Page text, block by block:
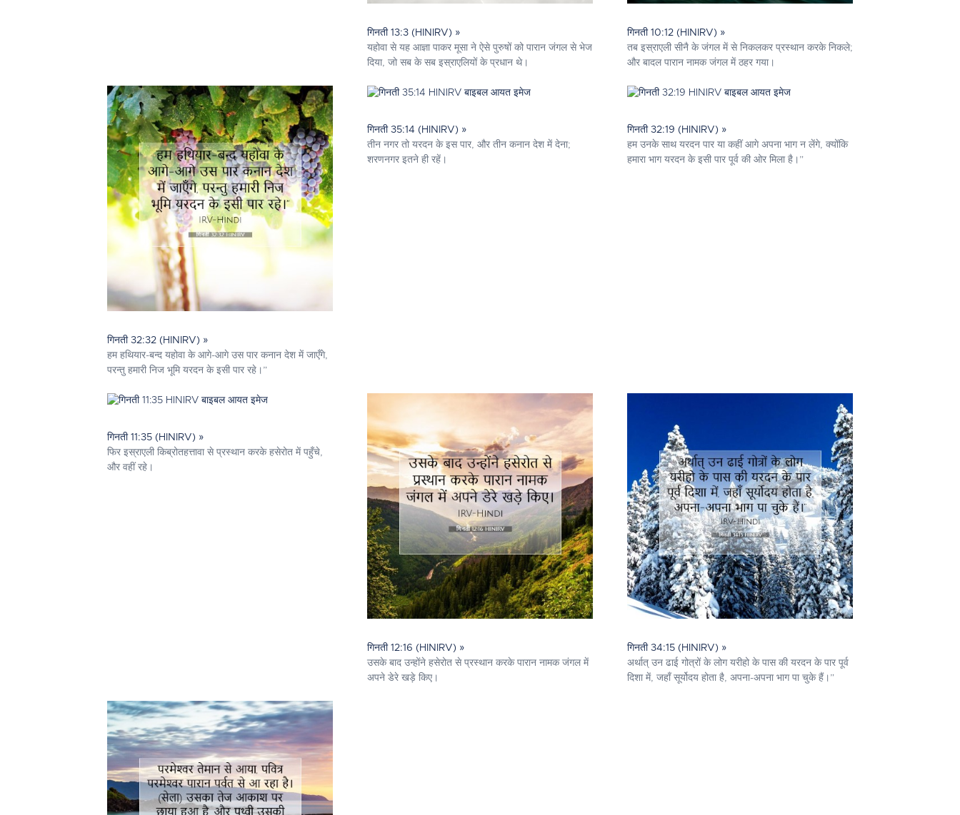
गिनती 13:3 (HINIRV) »
यहोवा से यह आज्ञा पाकर मूसा ने ऐसे पुरुषों को पारान जंगल से भेज
दिया, जो सब के सब इस्राएलियों के प्रधान थे।
गिनती 10:12 (HINIRV) »
तब इस्राएली सीनै के जंगल में से निकलकर प्रस्थान करके निकले;
और बादल पारान नामक जंगल में ठहर गया।
गिनती 32:32 (HINIRV) »
हम हथियार-बन्द यहोवा के आगे-आगे उस पार कनान देश में जाएँगे,
परन्तु हमारी निज भूमि यरदन के इसी पार रहे।”
गिनती 35:14 (HINIRV) »
तीन नगर तो यरदन के इस पार, और तीन कनान देश में देना;
शरणनगर इतने ही रहें।
गिनती 32:19 (HINIRV) »
हम उनके साथ यरदन पार या कहीं आगे अपना भाग न लेंगे, क्योंकि
हमारा भाग यरदन के इसी पार पूर्व की ओर मिला है।”
गिनती 11:35 (HINIRV) »
फिर इस्राएली किब्रोतहत्तावा से प्रस्थान करके हसेरोत में पहुँचे,
और वहीं रहे।
गिनती 12:16 (HINIRV) »
उसके बाद उन्होंने हसेरोत से प्रस्थान करके पारान नामक जंगल में
अपने डेरे खड़े किए।
गिनती 34:15 (HINIRV) »
अर्थात् उन ढाई गोत्रों के लोग यरीहो के पास की यरदन के पार पूर्व
दिशा में, जहाँ सूर्योदय होता है, अपना-अपना भाग पा चुके हैं।”